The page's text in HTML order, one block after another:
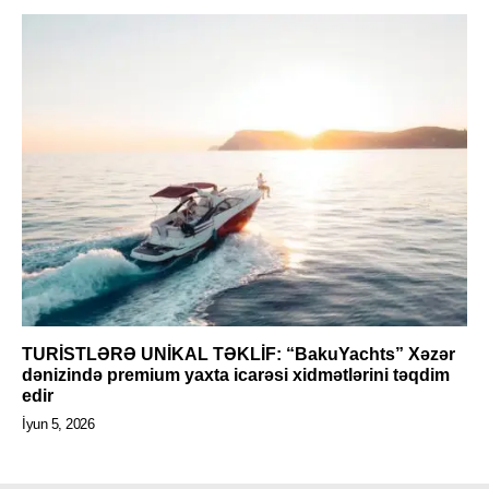
TURİSTLƏRƏ UNİKAL TƏKLİF: “BakuYachts” Xəzər
dənizində premium yaxta icarəsi xidmətlərini təqdim
edir
İyun 5, 2026